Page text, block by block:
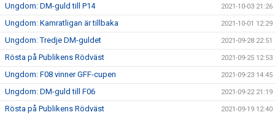
Ungdom: DM-guld till P14 2021-10-03 21:26
Ungdom: Kamratligan är tillbaka 2021-10-01 12:29
Ungdom: Tredje DM-guldet 2021-09-28 22:51
Rösta på Publikens Rödväst 2021-09-25 12:53
Ungdom: F08 vinner GFF-cupen 2021-09-23 14:45
Ungdom: DM-guld till F06 2021-09-22 21:19
Rösta på Publikens Rödväst 2021-09-19 12:40